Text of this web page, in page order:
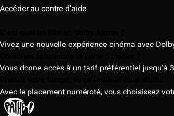
Accéder au centre d'aide
Vivez une nouvelle expérience cinéma avec
Vous donne accès à un tarif préférentiel jusqu’à
Avec le placement numéroté, vous choisissez